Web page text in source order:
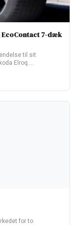
EcoContact 7-dæk
til sit
Elroq.
for to